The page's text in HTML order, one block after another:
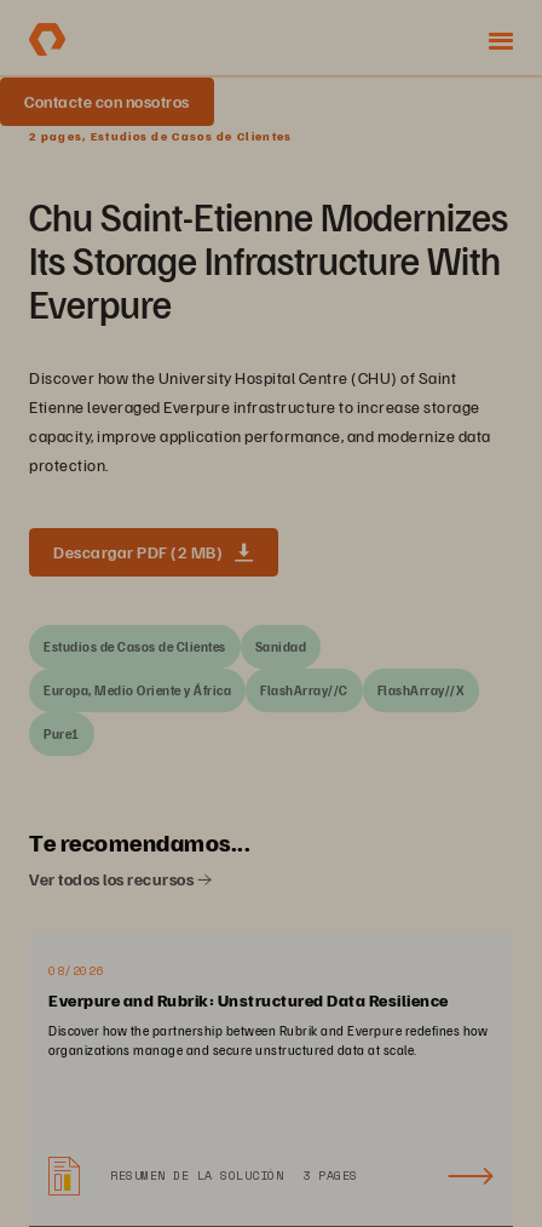
Contacte con nosotros
2 pages, Estudios de Casos de Clientes
Chu Saint-Etienne Modernizes
Its Storage Infrastructure With
Everpure
Discover how the University Hospital Centre (CHU) of Saint
Etienne leveraged Everpure infrastructure to increase storage
capacity, improve application performance, and modernize data
protection.
Descargar PDF (2 MB)
Estudios de Casos de Clientes Sanidad
Europa, Medio Oriente y África FlashArray//C FlashArray//X
Pure1
Te recomendamos...
Ver todos los recursos
08/2026
Everpure and Rubrik: Unstructured Data Resilience
Discover how the partnership between Rubrik and Everpure redefines how
organizations manage and secure unstructured data at scale.
RESUMEN DE LA SOLUCIÓN 3 PAGES